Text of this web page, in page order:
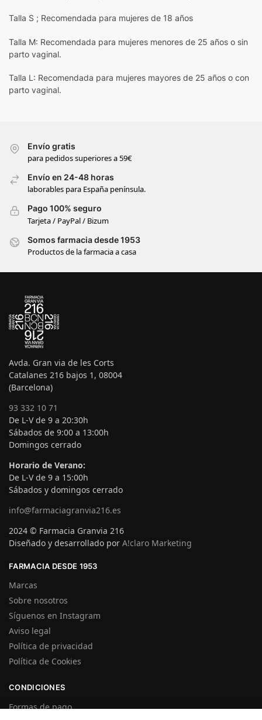
Talla S ; Recomendada para mujeres de 18 años
Talla M: Recomendada para mujeres menores de 25 años o sin
parto vaginal.
Talla L: Recomendada para mujeres mayores de 25 años o con
parto vaginal.
Envío gratis
para pedidos superiores a 59€
Envío en 24-48 horas
laborables para España península.
Pago 100% seguro
Tarjeta / PayPal / Bizum
Somos farmacia desde 1953
Productos de la farmacia a casa
Avda. Gran via de les Corts
Catalanes 216 bajos 1, 08004
(Barcelona)
93 332 10 71
De L-V de 9 a 20:30h
Sábados de 9:00 a 13:00h
Domingos cerrado
Horario de Verano:
De L-V de 9 a 15:00h
Sábados y domingos cerrado
info@farmaciagranvia216.es
2024 © Farmacia Granvia 216
Diseñado y desarrollado por A!claro Marketing
FARMACIA DESDE 1953
Marcas
Sobre nosotros
Síguenos en Instagram
Aviso legal
Política de privacidad
Política de Cookies
CONDICIONES
Formas de pago